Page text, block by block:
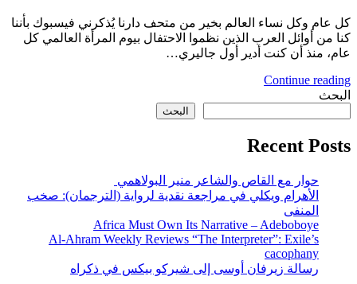
كل عام وكل نساء العالم بخير من متحف دارنا يُذكرني فيسبوك بأننا
كنا من أوائل العرب الذين نظموا الاحتفال بيوم المرأة العالمي كل
عام، منذ أن كنت أدير أول جاليري…
Continue reading
البحث
البحث
Recent Posts
حوار مع القاص والشاعر منير البولاهمي
الأهرام ويكلي في مراجعة نقدية لرواية (الترجمان): صخب
المنفى
Africa Must Own Its Narrative – Adeboboye
Al-Ahram Weekly Reviews “The Interpreter”: Exile’s
cacophany
رسالة زيرفان أوسى إلى شيركو بيكس في ذكراه